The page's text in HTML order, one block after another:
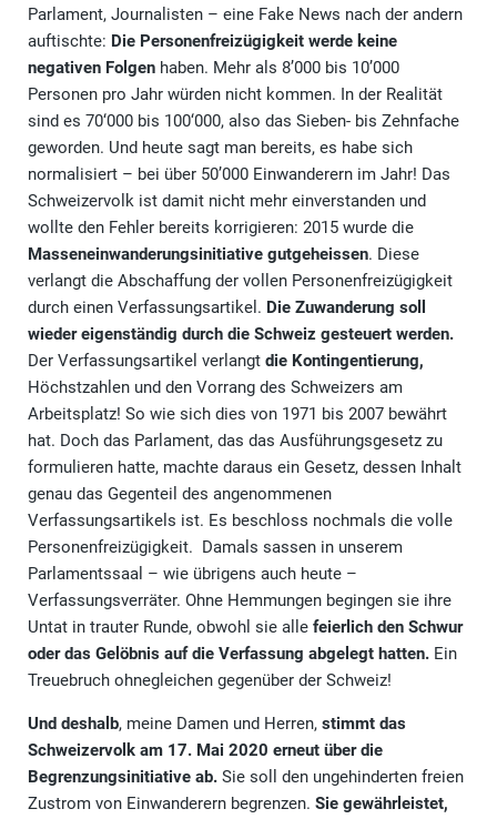
Parlament, Journalisten – eine Fake News nach der andern
auftischte: Die Personenfreizügigkeit werde keine
negativen Folgen haben. Mehr als 8’000 bis 10’000
Personen pro Jahr würden nicht kommen. In der Realität
sind es 70‘000 bis 100‘000, also das Sieben- bis Zehnfache
geworden. Und heute sagt man bereits, es habe sich
normalisiert – bei über 50’000 Einwanderern im Jahr! Das
Schweizervolk ist damit nicht mehr einverstanden und
wollte den Fehler bereits korrigieren: 2015 wurde die
Masseneinwanderungsinitiative gutgeheissen. Diese
verlangt die Abschaffung der vollen Personenfreizügigkeit
durch einen Verfassungsartikel. Die Zuwanderung soll
wieder eigenständig durch die Schweiz gesteuert werden.
Der Verfassungsartikel verlangt die Kontingentierung,
Höchstzahlen und den Vorrang des Schweizers am
Arbeitsplatz! So wie sich dies von 1971 bis 2007 bewährt
hat. Doch das Parlament, das das Ausführungsgesetz zu
formulieren hatte, machte daraus ein Gesetz, dessen Inhalt
genau das Gegenteil des angenommenen
Verfassungsartikels ist. Es beschloss nochmals die volle
Personenfreizügigkeit. Damals sassen in unserem
Parlamentssaal – wie übrigens auch heute –
Verfassungsverräter. Ohne Hemmungen begingen sie ihre
Untat in trauter Runde, obwohl sie alle feierlich den Schwur
oder das Gelöbnis auf die Verfassung abgelegt hatten. Ein
Treuebruch ohnegleichen gegenüber der Schweiz!
Und deshalb, meine Damen und Herren, stimmt das
Schweizervolk am 17. Mai 2020 erneut über die
Begrenzungsinitiative ab. Sie soll den ungehinderten freien
Zustrom von Einwanderern begrenzen. Sie gewährleistet,